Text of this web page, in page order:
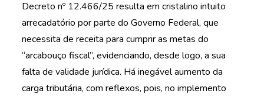
Decreto nº 12.466/25 resulta em cristalino intuito
arrecadatório por parte do Governo Federal, que
necessita de receita para cumprir as metas do
“arcabouço fiscal”, evidenciando, desde logo, a sua
falta de validade jurídica. Há inegável aumento da
carga tributária, com reflexos, pois, no implemento